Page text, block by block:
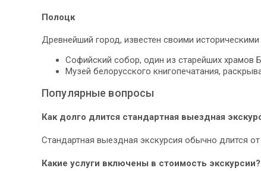
Полоцк
Древнейший город, известен своими
Софийский собор, один из старейших храмов
Музей белорусского книгопечатания,
Популярные вопросы
Как долго длится стандартная выездная
Стандартная выездная экскурсия обычно длится
Какие услуги включены в стоимость экскурсии?